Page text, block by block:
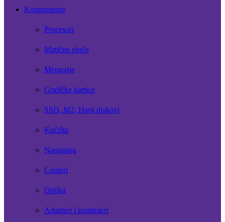
Komponente
Procesori
Matične ploče
Memorije
Grafičke kartice
SSD, M2, Hard diskovi
Kućišta
Napajanja
Cooleri
Optika
Adapteri i kontroleri